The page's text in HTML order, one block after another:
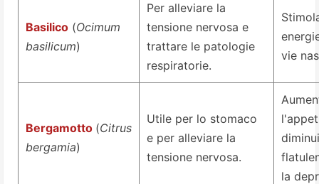
Basilico (Ocimum
basilicum)
Per alleviare la
tensione nervosa e
trattare le patologie
respiratorie.
vie
Bergamotto (Citrus
bergamia)
Utile per lo stomaco
e per alleviare la
tensione nervosa.
la